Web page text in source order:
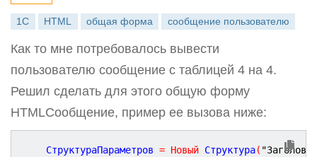
1С HTML общая форма сообщение пользователю
Как то мне потребовалось вывести
пользователю сообщение с таблицей 4 на 4.
Решил сделать для этого общую форму
HTMLСообщение, пример ее вызова ниже:
	СтруктураПараметров
= Новый Структура(